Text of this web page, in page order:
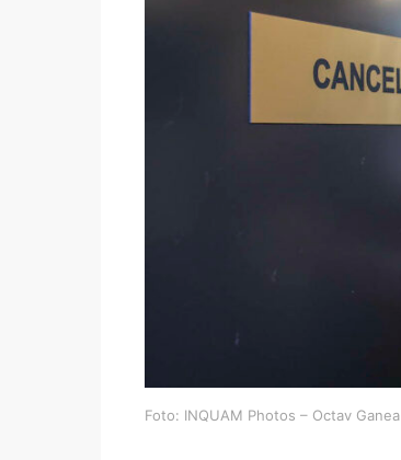
Foto: INQUAM Photos – Octav Ganea